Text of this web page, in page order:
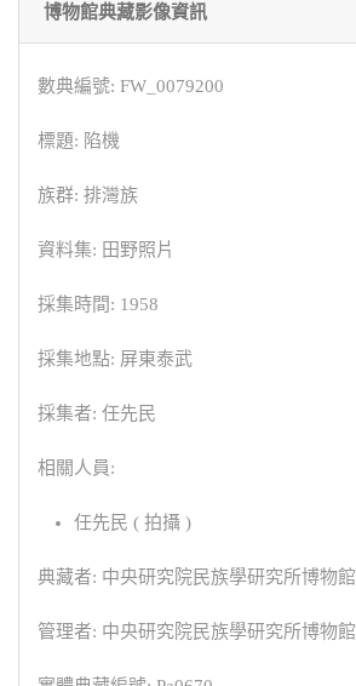
博物館典藏影像資訊
數典編號: FW_0079200
標題: 陷機
族群: 排灣族
資料集: 田野照片
採集時間: 1958
採集地點: 屏東泰武
採集者: 任先民
相關人員:
任先民 ( 拍攝 )
典藏者: 中央研究院民族學研究所博物館
管理者: 中央研究院民族學研究所博物館